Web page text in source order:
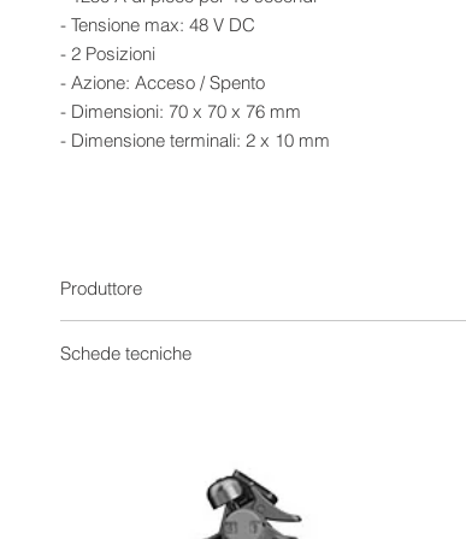
- Tensione max: 48 V DC
- 2 Posizioni
- Azione: Acceso / Spento
- Dimensioni: 70 x 70 x 76 mm
- Dimensione terminali: 2 x 10 mm
Produttore
Schede tecniche